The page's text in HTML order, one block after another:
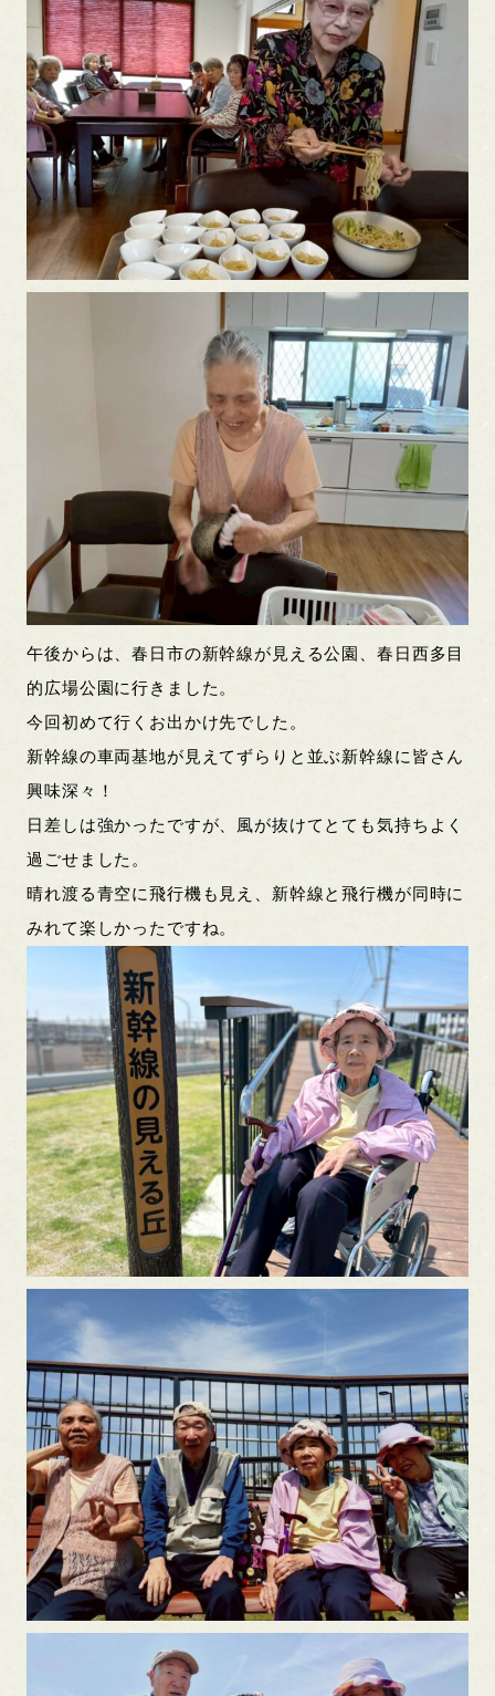
午後からは、春日市の新幹線が見える公園、春日西多目
的広場公園に行きました。
今回初めて行くお出かけ先でした。
新幹線の車両基地が見えてずらりと並ぶ新幹線に皆さん
興味深々！
日差しは強かったですが、風が抜けてとても気持ちよく
過ごせました。
晴れ渡る青空に飛行機も見え、新幹線と飛行機が同時に
みれて楽しかったですね。